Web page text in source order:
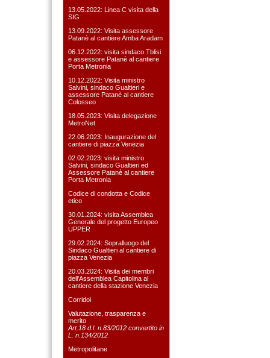
13.05.2022: Linea C visita della
SIG
13.09.2022: Visita assessore
Patanè al cantiere Amba Aradam
06.12.2022: visita sindaco Tblisi
e assessore Patanè al cantiere
Porta Metronia
10.12.2022: Visita ministro
Salvini, sindaco Gualtieri e
assessore Patanè al cantiere
Colosseo
18.05.2023: Visita delegazione
MetroNet
22.06.2023: Inaugurazione del
cantiere di piazza Venezia
02.02.2023: visita ministro
Salvini, sindaco Gualtieri ed
Assessore Patanè al cantiere
Porta Metronia
Codice di condotta e Codice
etico
30.01.2024: visita Assemblea
Generale del progetto Europeo
UPPER
29.02.2024: Sopralluogo del
Sindaco Gualtieri al cantiere di
piazza Venezia
20.03.2024: Visita dei membri
dell'Assemblea Capitolina al
cantiere della stazione Venezia
Corridoi
Valutazione, trasparenza e
merito
Art.18 d.l. n.83/2012 convertito in
L. n.134/2012
Metropolitane